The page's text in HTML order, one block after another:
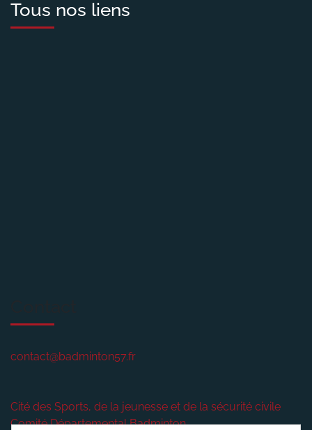
Tous nos liens
contact@badminton57.fr
Cité des Sports, de la jeunesse et de la sécurité civile
Comité Départemental Badminton